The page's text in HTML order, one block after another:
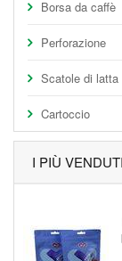
Borsa da caffè
Perforazione
Scatole di latta
Cartoccio
I PIÙ VENDUTI